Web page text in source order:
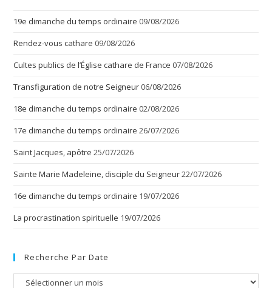
19e dimanche du temps ordinaire 09/08/2026
Rendez-vous cathare 09/08/2026
Cultes publics de l’Église cathare de France 07/08/2026
Transfiguration de notre Seigneur 06/08/2026
18e dimanche du temps ordinaire 02/08/2026
17e dimanche du temps ordinaire 26/07/2026
Saint Jacques, apôtre 25/07/2026
Sainte Marie Madeleine, disciple du Seigneur22/07/2026
16e dimanche du temps ordinaire 19/07/2026
La procrastination spirituelle 19/07/2026
Recherche Par Date
Recherche